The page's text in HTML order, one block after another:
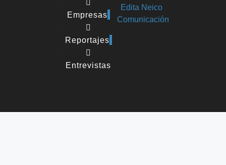
Empresas
Reportajes
Entrevistas
Edita Neico
Comunicación